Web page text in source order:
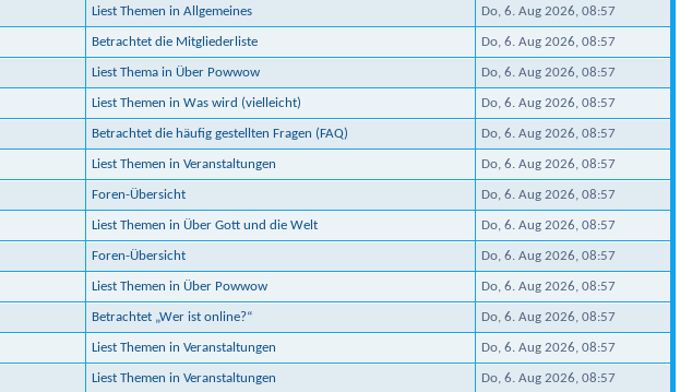
Liest Themen in Allgemeines Do, 6. Aug 2026, 08:57
Betrachtet die Mitgliederliste Do, 6. Aug 2026, 08:57
Liest Thema in Über Powwow Do, 6. Aug 2026, 08:57
Liest Themen in Was wird (vielleicht) Do, 6. Aug 2026, 08:57
Betrachtet die häufig gestellten Fragen (FAQ) Do, 6. Aug 2026, 08:57
Liest Themen in Veranstaltungen Do, 6. Aug 2026, 08:57
Foren-Übersicht Do, 6. Aug 2026, 08:57
Liest Themen in Über Gott und die Welt Do, 6. Aug 2026, 08:57
Foren-Übersicht Do, 6. Aug 2026, 08:57
Liest Themen in Über Powwow Do, 6. Aug 2026, 08:57
Betrachtet „Wer ist online?“ Do, 6. Aug 2026, 08:57
Liest Themen in Veranstaltungen Do, 6. Aug 2026, 08:57
Liest Themen in Veranstaltungen Do, 6. Aug 2026, 08:57